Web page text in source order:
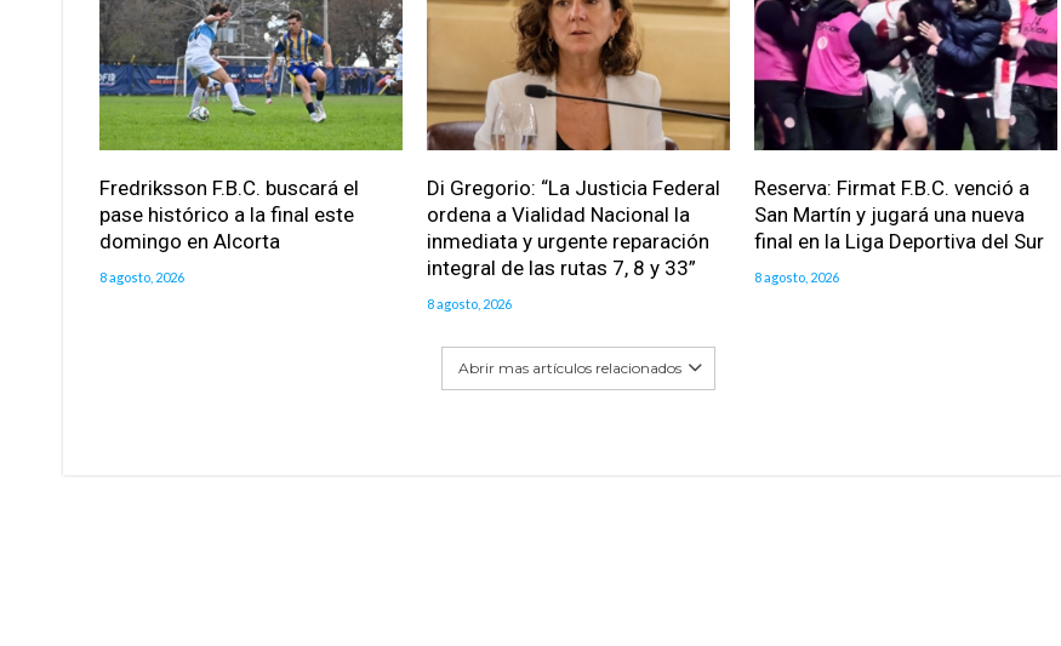
Fredriksson F.B.C. buscará el
pase histórico a la final este
domingo en Alcorta
8 agosto, 2026
Di Gregorio: “La Justicia Federal
ordena a Vialidad Nacional la
inmediata y urgente reparación
integral de las rutas 7, 8 y 33”
8 agosto, 2026
Reserva: Firmat F.B.C. venció a
San Martín y jugará una nueva
final en la Liga Deportiva del Sur
8 agosto, 2026
Abrir mas artículos relacionados